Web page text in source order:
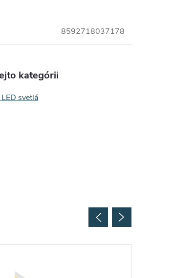
8592718037178
kategórii
svetlá